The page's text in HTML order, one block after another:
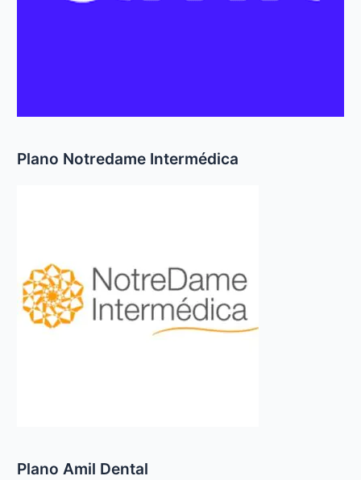
Plano Notredame Intermédica
Plano Amil Dental